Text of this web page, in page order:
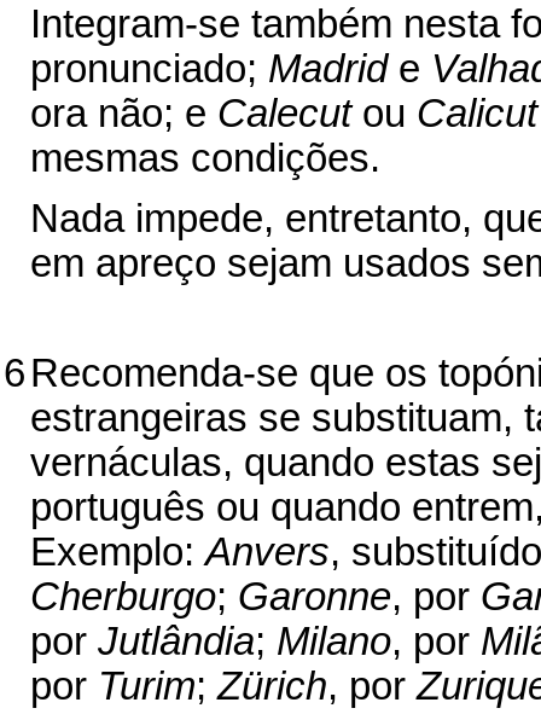
Integram-se também nesta
pronunciado; Madride
ora não; e Calecutou Calicut
mesmas condições.
Nada impede, entretanto,
em apreço sejam usados
6Recomenda-se que os
estrangeiras se substituam,
vernáculas, quando estas
português ou quando
Exemplo:Anvers,
Cherburgo; Garonne, por
por Jutlândia; Milano, por
por Turim;Zürich, por